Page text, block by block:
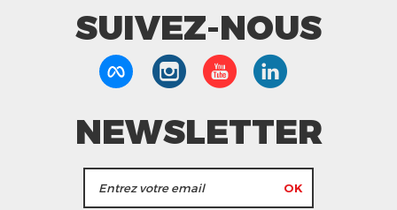
SUIVEZ-NOUS
NEWSLETTER